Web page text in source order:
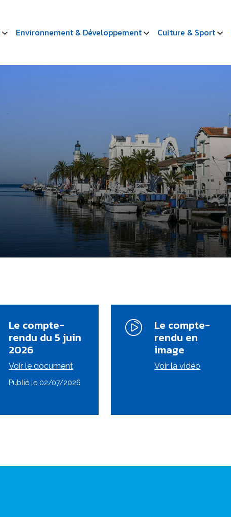
Environnement & Développement Culture & Sport
Le compte-
rendu du 5 juin
2026
Voir le document
Publié le 02/07/2026
Le compte-
rendu en
image
Voir la vidéo